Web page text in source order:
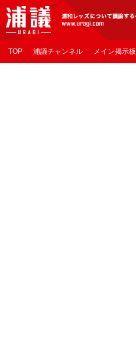
[浦議]浦和レッズについて議論するページ
TOP 浦議チャンネル メイン掲示板